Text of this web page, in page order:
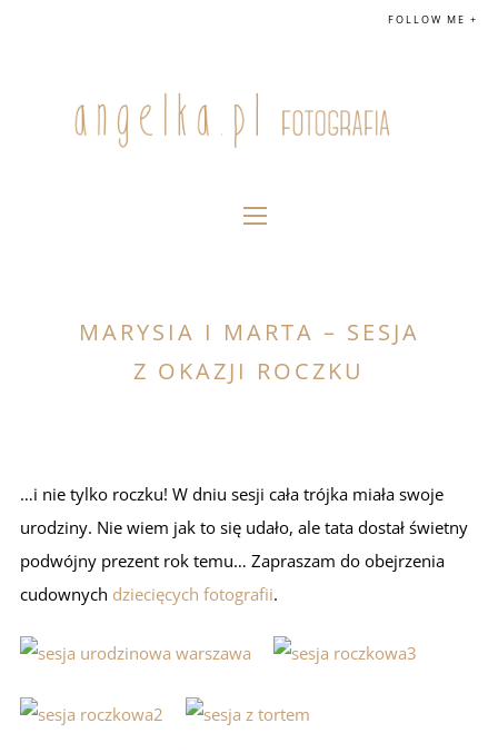
FOLLOW ME +
MARYSIA I MARTA – SESJA
Z OKAZJI ROCZKU
…i nie tylko roczku! W dniu sesji cała trójka miała swoje
urodziny. Nie wiem jak to się udało, ale tata dostał świetny
podwójny prezent rok temu… Zapraszam do obejrzenia
cudownych dziecięcych fotografii.